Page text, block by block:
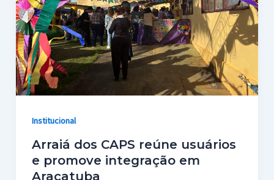
Institucional
Arraiá dos CAPS reúne usuários
e promove integração em
Araçatuba